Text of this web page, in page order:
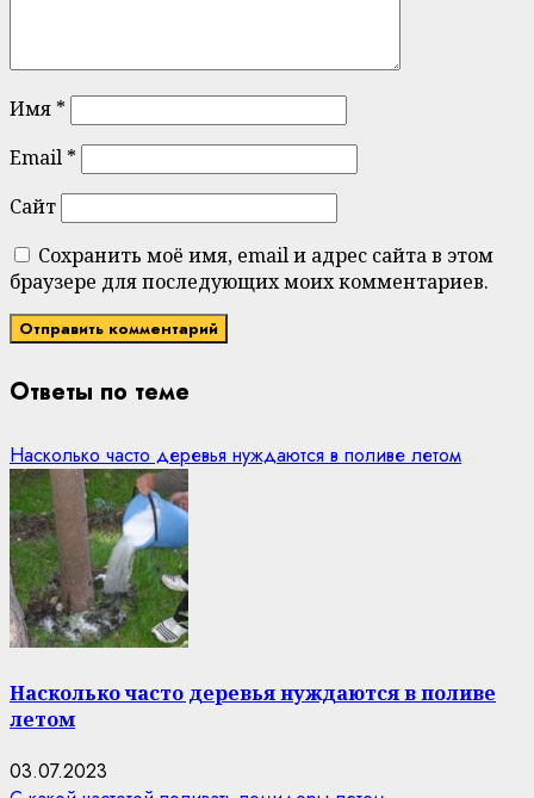
Имя *
Email *
Сайт
Сохранить моё имя, email и адрес сайта в этом
браузере для последующих моих комментариев.
Ответы по теме
Насколько часто деревья нуждаются в поливе летом
Насколько часто деревья нуждаются в поливе
летом
03.07.2023